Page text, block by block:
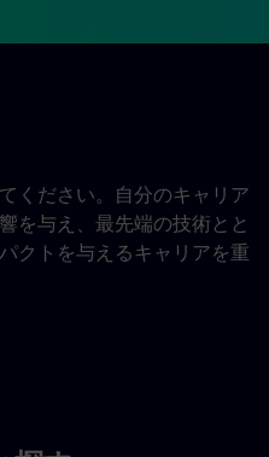
ください。自分のキャリア
を与え、最先端の技術とと
クトを与えるキャリアを重